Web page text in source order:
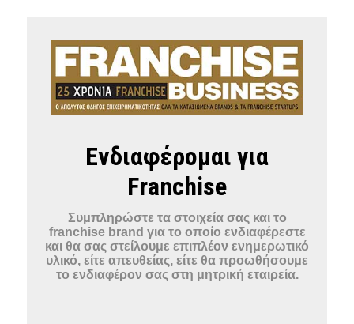
Ενδιαφέρομαι για
Franchise
Συμπληρώστε τα στοιχεία σας και το
franchise brand για το οποίο ενδιαφέρεστε
και θα σας στείλουμε επιπλέον ενημερωτικό
υλικό, είτε απευθείας, είτε θα προωθήσουμε
το ενδιαφέρον σας στη μητρική εταιρεία.